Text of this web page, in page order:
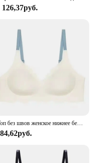
126,37руб.
Топ без швов женское нижнее белье без стальных колец чистое Desire удобный бюстгальтер на бретельках регулируемый бюстгальтер с красивой спинкой тонкий